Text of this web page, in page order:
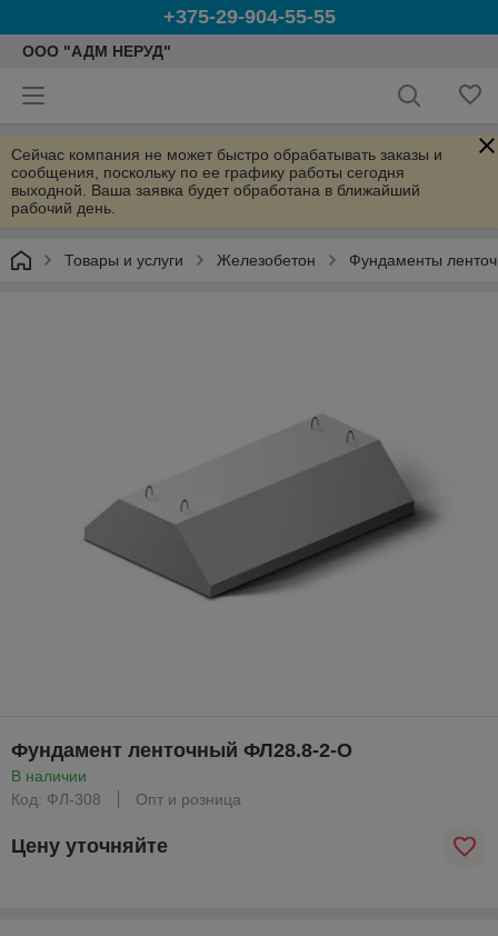
+375-29-904-55-55
ООО "АДМ НЕРУД"
Сейчас компания не может быстро обрабатывать заказы и
сообщения, поскольку по ее графику работы сегодня
выходной. Ваша заявка будет обработана в ближайший
рабочий день.
Товары и услуги Железобетон Фундаменты
Фундамент ленточный ФЛ28.8-2-О
В наличии
Код: ФЛ-308
Опт и розница
Цену уточняйте